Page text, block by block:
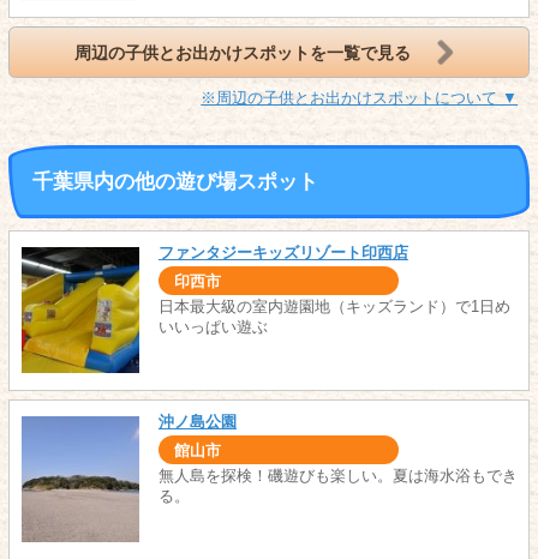
周辺の子供とお出かけスポットを一覧で見る
※周辺の子供とお出かけスポットについて ▼
千葉県内の他の遊び場スポット
ファンタジーキッズリゾート印西店
印西市
日本最大級の室内遊園地（キッズランド）で1日め
いいっぱい遊ぶ
沖ノ島公園
館山市
無人島を探検！磯遊びも楽しい。夏は海水浴もでき
る。